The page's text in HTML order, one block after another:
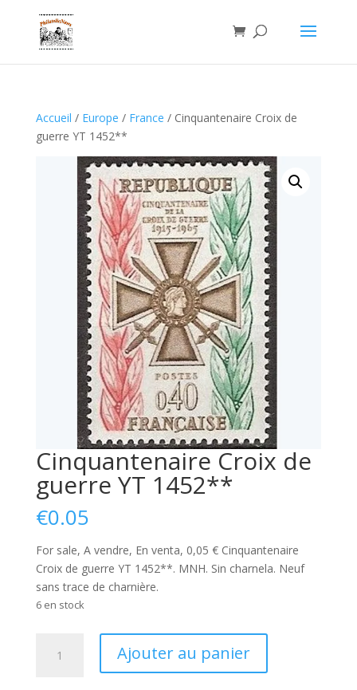
Accueil / Europe / France / Cinquantenaire Croix de
guerre YT 1452**
Cinquantenaire Croix de
guerre YT 1452**
€0.05
For sale, A vendre, En venta, 0,05 € Cinquantenaire
Croix de guerre YT 1452**. MNH. Sin charnela. Neuf
sans trace de charnière.
6 en stock
Cinquantenaire
Ajouter au panier